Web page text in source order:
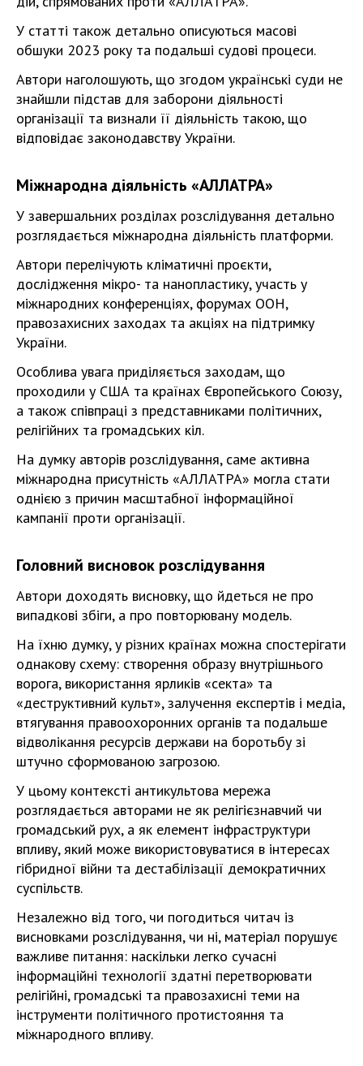
У статті також детально описуються масові
обшуки 2023 року та подальші судові процеси.
Автори наголошують, що згодом українські суди не
знайшли підстав для заборони діяльності
організації та визнали її діяльність такою, що
відповідає законодавству України.
Міжнародна діяльність «АЛЛАТРА»
У завершальних розділах розслідування детально
розглядається міжнародна діяльність платформи.
Автори перелічують кліматичні проєкти,
дослідження мікро- та нанопластику, участь у
міжнародних конференціях, форумах ООН,
правозахисних заходах та акціях на підтримку
України.
Особлива увага приділяється заходам, що
проходили у США та країнах Європейського Союзу,
а також співпраці з представниками політичних,
релігійних та громадських кіл.
На думку авторів розслідування, саме активна
міжнародна присутність «АЛЛАТРА» могла стати
однією з причин масштабної інформаційної
кампанії проти організації.
Головний висновок розслідування
Автори доходять висновку, що йдеться не про
випадкові збіги, а про повторювану модель.
На їхню думку, у різних країнах можна спостерігати
однакову схему: створення образу внутрішнього
ворога, використання ярликів «секта» та
«деструктивний культ», залучення експертів і медіа,
втягування правоохоронних органів та подальше
відволікання ресурсів держави на боротьбу зі
штучно сформованою загрозою.
У цьому контексті антикультова мережа
розглядається авторами не як релігієзнавчий чи
громадський рух, а як елемент інфраструктури
впливу, який може використовуватися в інтересах
гібридної війни та дестабілізації демократичних
суспільств.
Незалежно від того, чи погодиться читач із
висновками розслідування, чи ні, матеріал порушує
важливе питання: наскільки легко сучасні
інформаційні технології здатні перетворювати
релігійні, громадські та правозахисні теми на
інструменти політичного протистояння та
міжнародного впливу.